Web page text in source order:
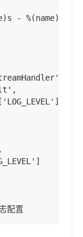
- %(name)s -
#